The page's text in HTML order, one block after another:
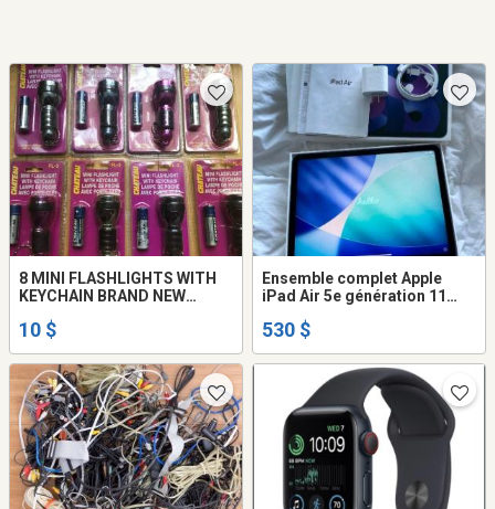
8 MINI FLASHLIGHTS WITH
KEYCHAIN BRAND NEW
10 $
Ensemble complet Apple
iPad Air 5e génération 11
uniquement
530 $